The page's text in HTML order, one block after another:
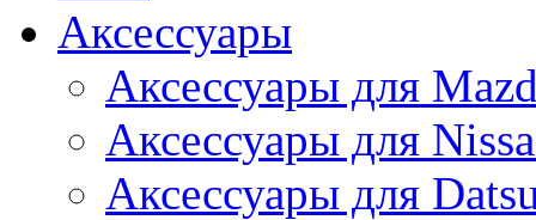
Аксессуары
Аксессуары для
Аксессуары для
Аксессуары для